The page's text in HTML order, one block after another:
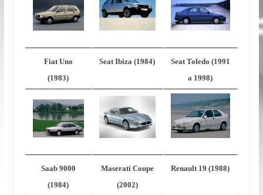
Fiat Uno
(1983)
Seat Ibiza (1984)
Seat Toledo (1991
a 1998)
Saab 9000
(1984)
Maserati Coupe
(2002)
Renault 19 (1988)